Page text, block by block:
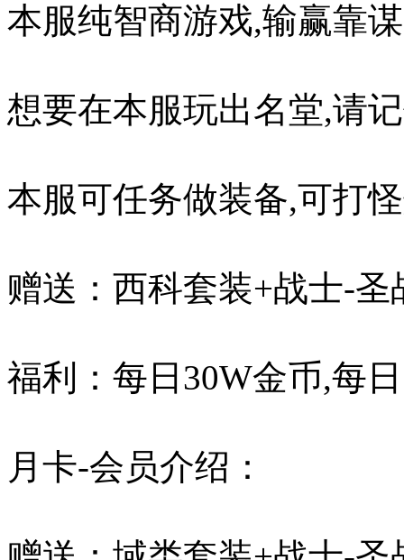
本服纯智商游戏,输赢靠
想要在本服玩出名堂,请
本服可任务做装备,可打
赠送：西科套装+战士-
福利：每日30W金币,每
月卡-会员介绍：